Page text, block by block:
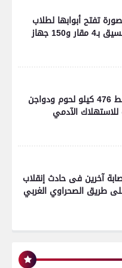
تفتح أبوابها لطلاب
المرحلة الأولى للتنسيق بـ4 مقار و150 جهاز
تموين الفيوم : ضبط 476 كيلو لحوم ودواجن
الآدمي
وإصابة آخرين فى حادث إنقلاب
طريق الصحراوي الغربي